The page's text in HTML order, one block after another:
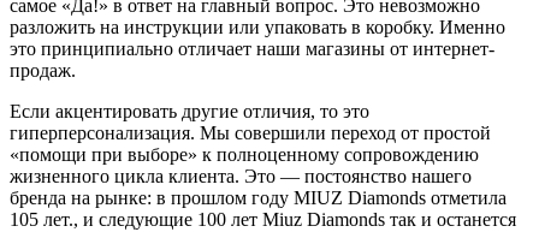
самое «Да!» в ответ на главный вопрос. Это невозможно
разложить на инструкции или упаковать в коробку. Именно
это принципиально отличает наши магазины от интернет-
продаж.
Если акцентировать другие отличия, то это
гиперперсонализация. Мы совершили переход от простой
«помощи при выборе» к полноценному сопровождению
жизненного цикла клиента. Это — постоянство нашего
бренда на рынке: в прошлом году MIUZ Diamonds отметила
105 лет., и следующие 100 лет Miuz Diamonds так и останется